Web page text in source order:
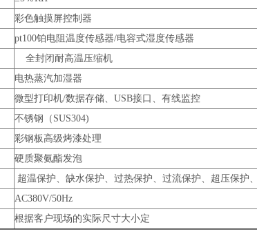
彩色触摸屏控制器
pt100铂电阻温度传感器/电容式湿度传感器
全封闭耐高温压缩机
电热蒸汽加湿器
微型打印机/数据存储、USB接口、有线监控
不锈钢（SUS304)
彩钢板高级烤漆处理
硬质聚氨酯发泡
超温保护、缺水保护、过热保护、过流保护、超压保护
AC380V/50Hz
根据客户现场的实际尺寸大小定